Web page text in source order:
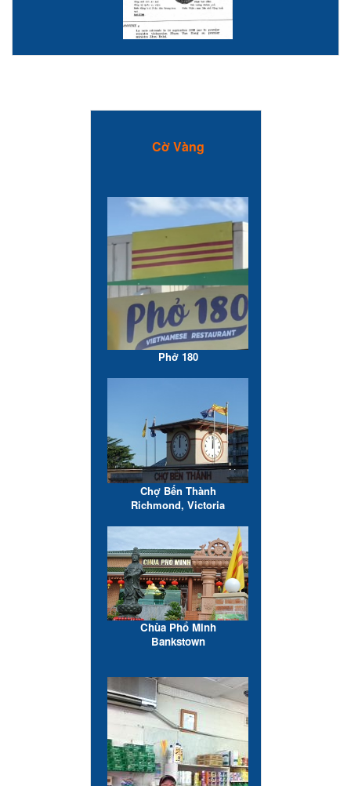
Cờ Vàng
Phở 180
Chợ Bến Thành
Richmond, Victoria
Chùa Phổ Minh
Bankstown